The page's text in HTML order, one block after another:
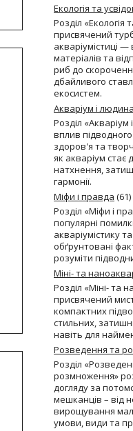
Екологія та
Розділ «Екологія
присвячений
акваріумістиці —
матеріалів та
риб до
дбайливого
екосистем.
Акваріум і людина
Розділ «Акваріум
вплив підводного
здоров'я та
як акваріум стає
натхнення,
гармонії.
Міфи і правда (61)
Розділ «Міфи і
популярні
акваріумістику
обґрунтовані
розуміти
Міні- та
Розділ «Міні- та
присвячений
компактних
стильних,
навіть для
Розведення та
Розділ
розмноження»
догляду за
мешканців – від
вирощування
умови, види та